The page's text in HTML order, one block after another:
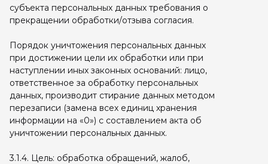
субъекта персональных данных требования о
прекращении обработки/отзыва согласия.
Порядок уничтожения персональных данных
при достижении цели их обработки или при
наступлении иных законных оснований: лицо,
ответственное за обработку персональных
данных, производит стирание данных методом
перезаписи (замена всех единиц хранения
информации на «0») с составлением акта об
уничтожении персональных данных.
3.1.4. Цель: обработка обращений, жалоб,